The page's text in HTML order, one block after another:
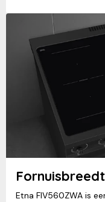
Etna FIV560ZWA is